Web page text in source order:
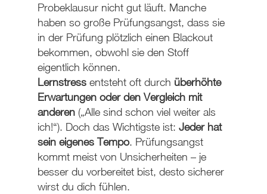
Probeklausur nicht gut läuft. Manche
haben so große Prüfungsangst, dass sie
in der Prüfung plötzlich einen Blackout
bekommen, obwohl sie den Stoff
eigentlich können.
Lernstressentsteht oft durch überhöhte
Erwartungen oder den Vergleich mit
anderen(„Alle sind schon viel weiter als
ich!“). Doch das Wichtigste ist: Jeder hat
sein eigenes Tempo. Prüfungsangst
kommt meist von Unsicherheiten – je
besser du vorbereitet bist, desto sicherer
wirst du dich fühlen.